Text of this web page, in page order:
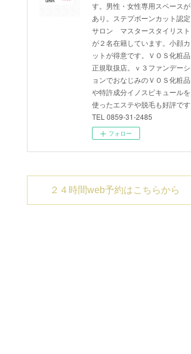
す。男性・女性専用スペースが
あり。ステプボーンカット認定
サロン マスタースタイリスト
が２名在籍しています。小顔カ
ットが得意です。ＶＯＳ化粧品
正規取扱店。ｖ３ファンデーシ
ョンでおなじみのＶＯＳ化粧品
や特許成分イノスピキュールを
使ったエステや脱毛も好評です
TEL 0859-31-2485
フォロー
２４時間web予約はこちらから